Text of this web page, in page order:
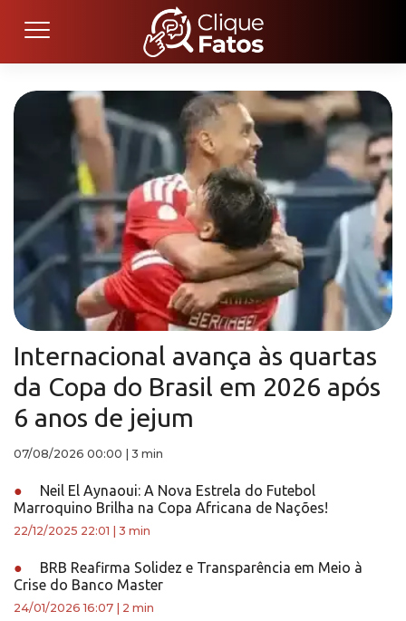
Internacional avança às quartas
da Copa do Brasil em 2026 após
6 anos de jejum
07/08/2026 00:00 3 min
●
Neil El Aynaoui: A Nova Estrela do Futebol
Marroquino Brilha na Copa Africana de Nações!
22/12/2025 22:01 3 min
●
BRB Reafirma Solidez e Transparência em Meio à
Crise do Banco Master
24/01/2026 16:07 2 min